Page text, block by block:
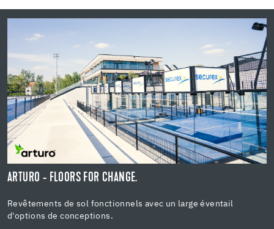
ARTURO - FLOORS FOR CHANGE.
Revêtements de sol fonctionnels avec un large éventail
d'options de conceptions.